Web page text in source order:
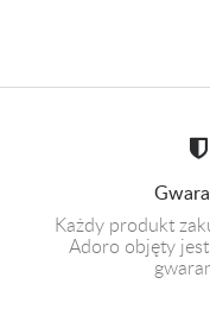
Każdy produkt
Adoro objęty